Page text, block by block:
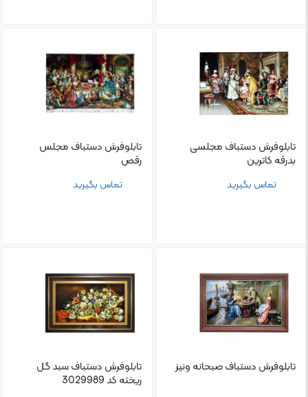
تابلو‌فرش دستباف مجلسی
بدرقه کاترین
تماس بگیرید
تابلو‌فرش دستباف مجلس
رقص
تماس بگیرید
تابلو‌فرش دستباف صبحانه ونیز
تابلو‌فرش دستباف سبد گل
ریخته کد 3029989